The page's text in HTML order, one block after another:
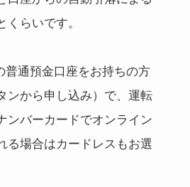
らいです。
普通預金口座をお持ちの方
ンから申し込み）で、運転
ンバーカードでオンライン
る場合はカードレスもお選